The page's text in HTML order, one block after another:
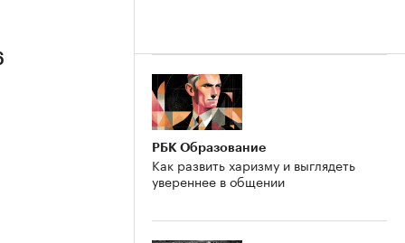
РБК Образование
Как развить харизму и выглядеть
увереннее в общении